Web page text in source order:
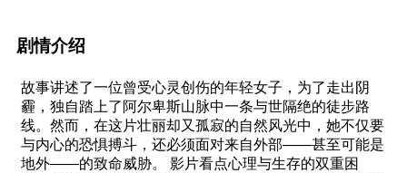
剧情介绍
故事讲述了一位曾受心灵创伤的年轻女子，为了走出阴
霾，独自踏上了阿尔卑斯山脉中一条与世隔绝的徒步路
线。然而，在这片壮丽却又孤寂的自然风光中，她不仅要
与内心的恐惧搏斗，还必须面对来自外部——甚至可能是
地外——的致命威胁。 影片看点心理与生存的双重困